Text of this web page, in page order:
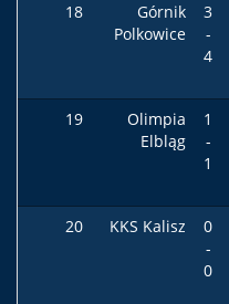
18
Górnik
Polkowice
3
-
4
19
Olimpia
Elbląg
1
-
1
20 KKS Kalisz
0
-
0